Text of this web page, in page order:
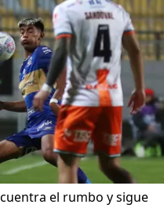
el rumbo y sigue